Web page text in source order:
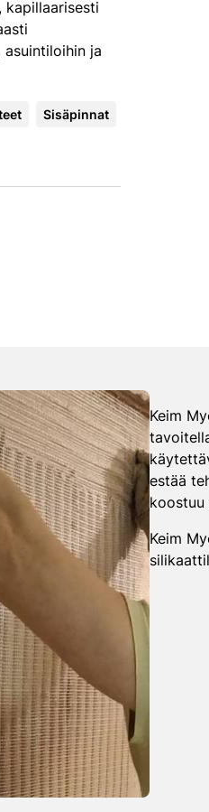
kapillaarisesti
ja
Sisäpinnat
Keim
estää
koostuu
Keim